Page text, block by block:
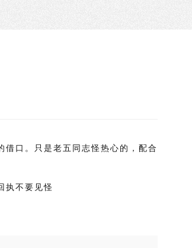
口。只是老五同志怪热心的，配合
不要见怪